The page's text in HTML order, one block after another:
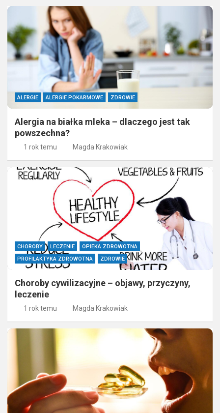
ALERGIE ALERGIE POKARMOWE ZDROWIE
Alergia na białka mleka – dlaczego jest tak
powszechna?
1 rok temu Magda Krakowiak
CHOROBY LECZENIE
OPIEKA ZDROWOTNA
PROFILAKTYKA ZDROWOTNA
ZDROWIE
Choroby cywilizacyjne – objawy, przyczyny,
leczenie
1 rok temu Magda Krakowiak